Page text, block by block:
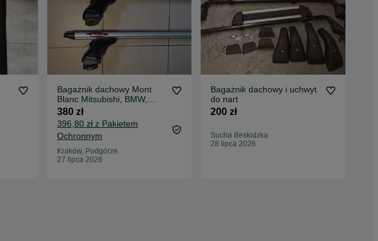
Bagażnik dachowy Mont
Blanc Mitsubishi, BMW,
FIAT, KIA, Mazda
380 zł
396,80 zł z Pakietem
Ochronnym
Kraków, Podgórze
27 lipca 2026
Bagażnik dachowy i uchwyt
do nart
200 zł
Sucha Beskidzka
28 lipca 2026